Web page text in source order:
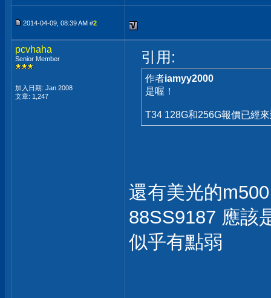
2014-04-09, 08:39 AM #2
pcvhaha
Senior Member
加入日期: Jan 2008
文章: 1,247
引用:
作者iamyy2000
是喔！
T34 128G和256G報價已經
還有美光的
88SS9187 應該
似乎有點弱